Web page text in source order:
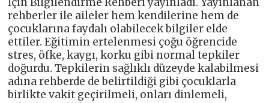
rehberler ile aileler hem kendilerine hem de
çocuklarına faydalı olabilecek bilgiler elde
ettiler. Eğitimin ertelenmesi çoğu öğrencide
stres, öfke, kaygı, korku gibi normal tepkiler
doğurdu. Tepkilerin sağlıklı düzeyde kalabilmesi
adına rehberde de belirtildiği gibi çocuklarla
birlikte vakit geçirilmeli, onları dinlemeli,